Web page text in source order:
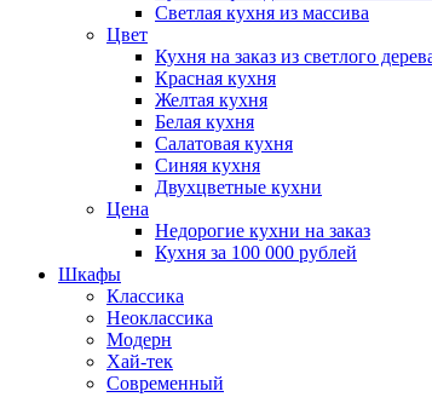
Светлая кухня из массива
Цвет
Кухня на заказ из светлого
Красная кухня
Желтая кухня
Белая кухня
Салатовая кухня
Синяя кухня
Двухцветные кухни
Цена
Недорогие кухни на заказ
Кухня за 100 000 рублей
Шкафы
Классика
Неоклассика
Модерн
Хай-тек
Современный